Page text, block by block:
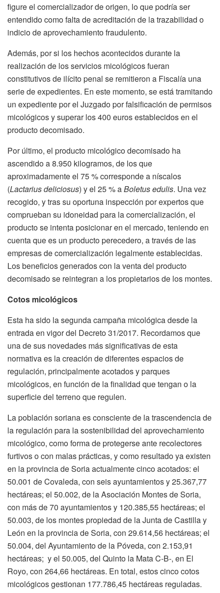
figure el comercializador de origen, lo que podría ser
entendido como falta de acreditación de la trazabilidad o
indicio de aprovechamiento fraudulento.
Además, por si los hechos acontecidos durante la
realización de los servicios micológicos fueran
constitutivos de ilícito penal se remitieron a Fiscalía una
serie de expedientes. En este momento, se está tramitando
un expediente por el Juzgado por falsificación de permisos
micológicos y superar los 400 euros establecidos en el
producto decomisado.
Por último, el producto micológico decomisado ha
ascendido a 8.950 kilogramos, de los que
aproximadamente el 75 % corresponde a níscalos
(Lactarius deliciosus) y el 25 % aBoletus edulis. Una vez
recogido, y tras su oportuna inspección por expertos que
comprueban su idoneidad para la comercialización, el
producto se intenta posicionar en el mercado, teniendo en
cuenta que es un producto perecedero, a través de las
empresas de comercialización legalmente establecidas.
Los beneficios generados con la venta del producto
decomisado se reintegran a los propietarios de los montes.
Cotos micológicos
Esta ha sido la segunda campaña micológica desde la
entrada en vigor del Decreto 31/2017. Recordamos que
una de sus novedades más significativas de esta
normativa es la creación de diferentes espacios de
regulación, principalmente acotados y parques
micológicos, en función de la finalidad que tengan o la
superficie del terreno que regulen.
La población soriana es consciente de la trascendencia de
la regulación para la sostenibilidad del aprovechamiento
micológico, como forma de protegerse ante recolectores
furtivos o con malas prácticas, y como resultado ya existen
en la provincia de Soria actualmente cinco acotados: el
50.001 de Covaleda, con seis ayuntamientos y 25.367,77
hectáreas; el 50.002, de la Asociación Montes de Soria,
con más de 70 ayuntamientos y 120.385,55 hectáreas; el
50.003, de los montes propiedad de la Junta de Castilla y
León en la provincia de Soria, con 29.614,56 hectáreas; el
50.004, del Ayuntamiento de la Póveda, con 2.153,91
hectáreas; y el 50.005, del Quinto la Mata C-B-, en El
Royo, con 264,66 hectáreas. En total, estos cinco cotos
micológicos gestionan 177.786,45 hectáreas reguladas.